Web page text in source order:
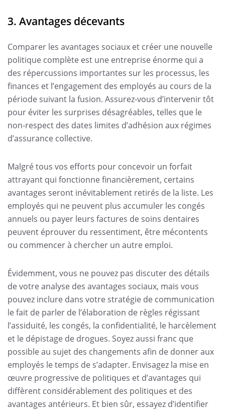
3. Avantages décevants
Comparer les avantages sociaux et créer une nouvelle
politique complète est une entreprise énorme qui a
des répercussions importantes sur les processus, les
finances et l’engagement des employés au cours de la
période suivant la fusion. Assurez-vous d’intervenir tôt
pour éviter les surprises désagréables, telles que le
non-respect des dates limites d’adhésion aux régimes
d’assurance collective.
Malgré tous vos efforts pour concevoir un forfait
attrayant qui fonctionne financièrement, certains
avantages seront inévitablement retirés de la liste. Les
employés qui ne peuvent plus accumuler les congés
annuels ou payer leurs factures de soins dentaires
peuvent éprouver du ressentiment, être mécontents
ou commencer à chercher un autre emploi.
Évidemment, vous ne pouvez pas discuter des détails
de votre analyse des avantages sociaux, mais vous
pouvez inclure dans votre stratégie de communication
le fait de parler de l’élaboration de règles régissant
l’assiduité, les congés, la confidentialité, le harcèlement
et le dépistage de drogues. Soyez aussi franc que
possible au sujet des changements afin de donner aux
employés le temps de s’adapter. Envisagez la mise en
œuvre progressive de politiques et d’avantages qui
diffèrent considérablement des politiques et des
avantages antérieurs. Et bien sûr, essayez d’identifier